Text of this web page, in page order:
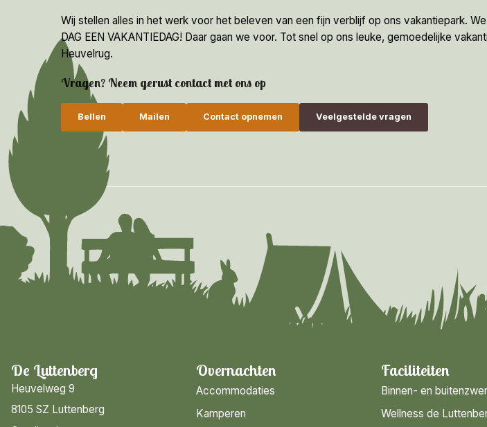
Wij stellen alles in het werk voor het beleven van een fijn verblijf op ons vakantiepark.
DAG EEN VAKANTIEDAG! Daar gaan we voor. Tot snel op ons leuke, gemoedelijke
Heuvelrug.
Vragen? Neem gerust contact met ons op
Bellen Mailen Contact opnemen Veelgestelde vragen
De Luttenberg
Heuvelweg 9
8105 SZ Luttenberg
Overnachten
Accommodaties
Kamperen
Faciliteiten
Binnen- en
Wellness de